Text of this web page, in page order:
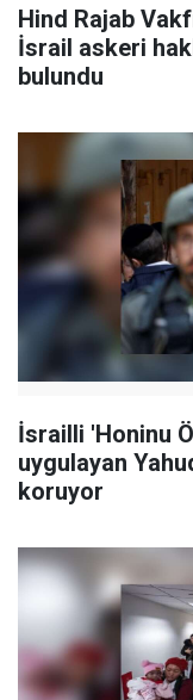
Hind Rajab
İsrail askeri
bulundu
İsrailli 'Honinu
uygulayan
koruyor